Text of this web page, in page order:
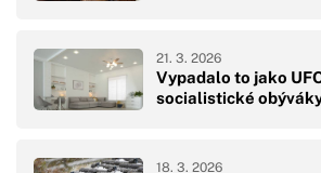
Vypadalo to jako
socialistické
21. 3. 2026
18. 3. 2026